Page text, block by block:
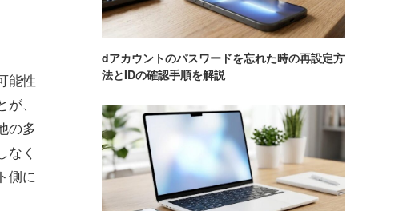
能性
、
の多
なく
側に
dアカウントのパスワードを忘れた時の再設定方
法とIDの確認手順を解説